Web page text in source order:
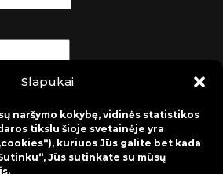
Slapukai
naršymo kokybę, vidinės statistikos
tikslu šioje svetainėje yra
kuriuos Jūs galite bet kada
Jūs sutinkate su mūsų